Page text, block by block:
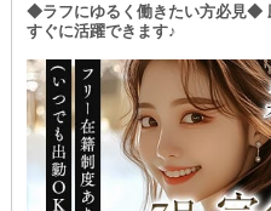
とができちゃうんです！
ご希望の方は、面接時に詳細をお
◆終電までのお仕事もOK！
1日何時間以上という縛りはあり
そのため、3時間以内の勤務もで
スキマ時間を賢く使って、お小
まずは、お気軽にお問い合わせ
たくさんのご応募お待ちしてお
◆ラフにゆるく働きたい方必見◆
すぐに活躍できます♪